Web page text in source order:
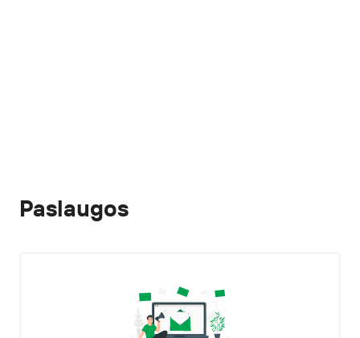
Paslaugos